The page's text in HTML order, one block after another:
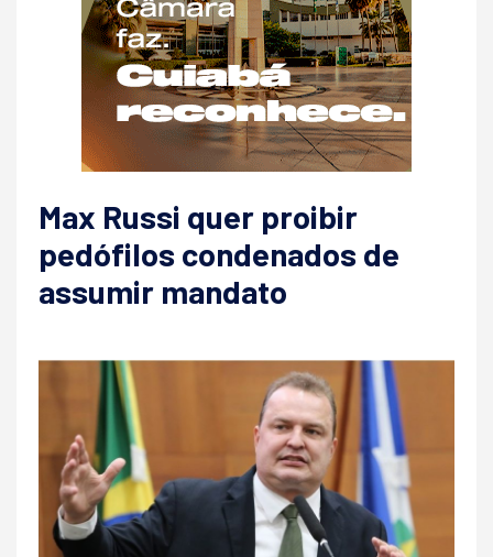
Max Russi quer proibir
pedófilos condenados de
assumir mandato